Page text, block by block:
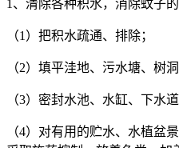
1 、清除各种积水，消除蚊子的
（1 ）把积水疏通、排除；
（2）填平洼地、污水塘、树洞
（3）密封水池、水缸、下水道
（4）对有用的贮水、水植盆